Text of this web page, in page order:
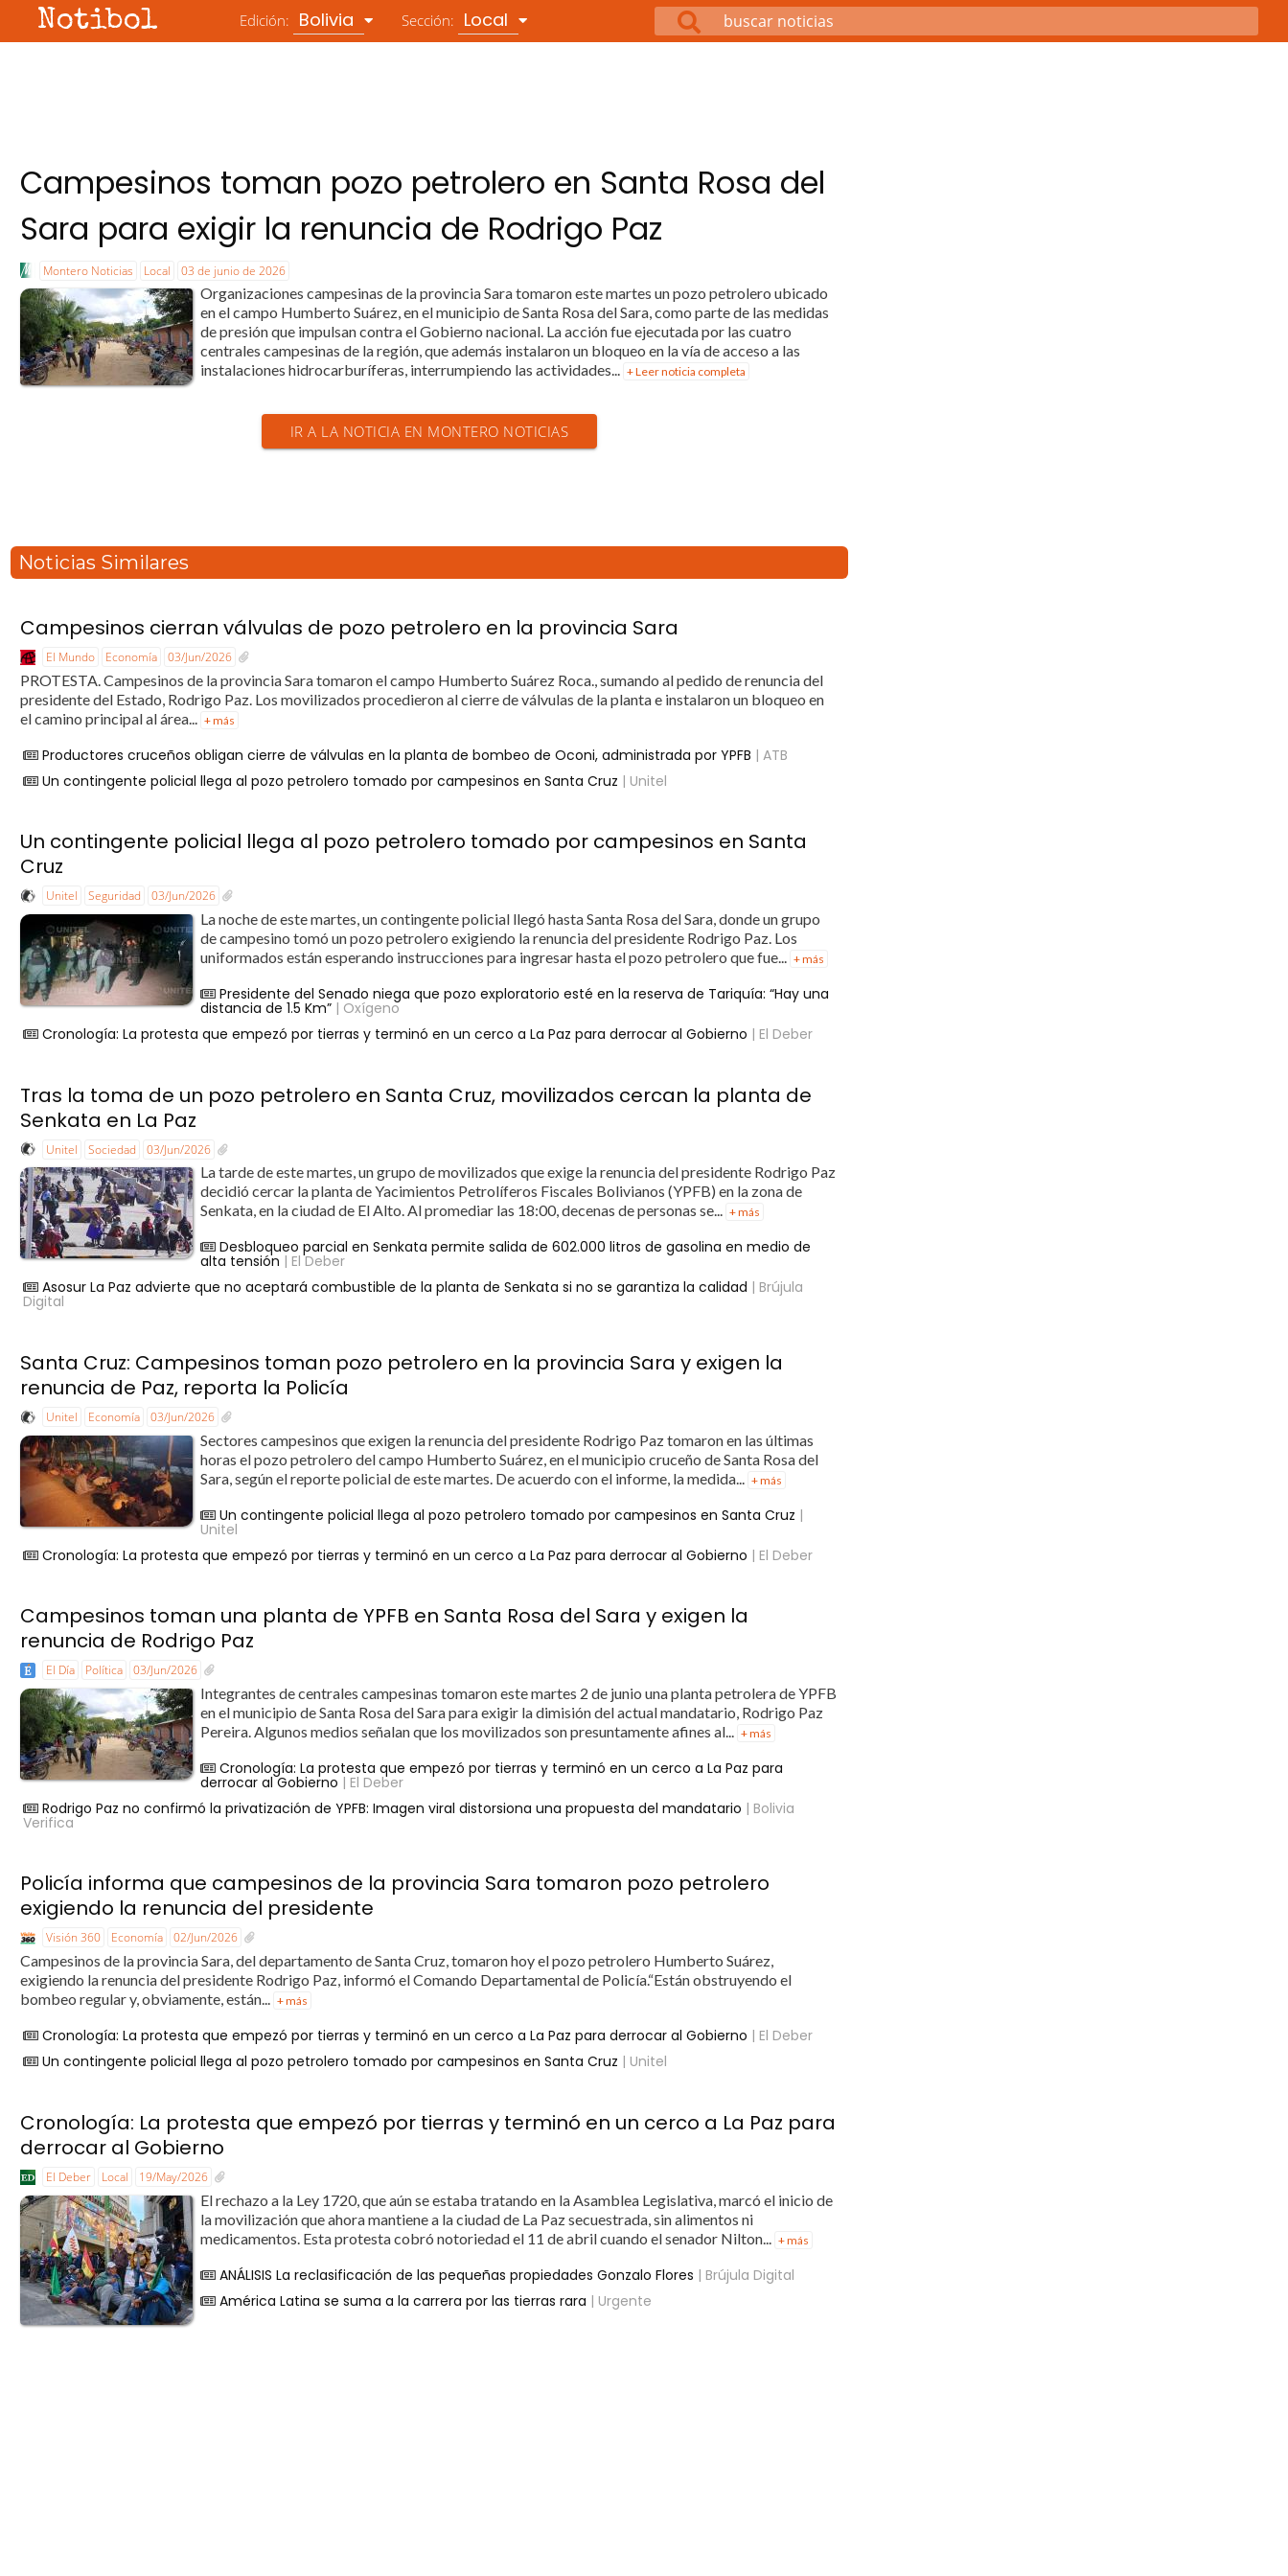
Notibol Edición: Bolivia Sección: Local
Campesinos toman pozo petrolero en Santa Rosa del
Sara para exigir la renuncia de Rodrigo Paz
Montero Noticias Local 03 de junio de 2026
Organizaciones campesinas de la provincia Sara tomaron este martes un pozo petrolero ubicado
en el campo Humberto Suárez, en el municipio de Santa Rosa del Sara, como parte de las medidas
de presión que impulsan contra el Gobierno nacional. La acción fue ejecutada por las cuatro
centrales campesinas de la región, que además instalaron un bloqueo en la vía de acceso a las
instalaciones hidrocarburíferas, interrumpiendo las actividades... + Leer noticia completa
IR A LA NOTICIA EN MONTERO NOTICIAS
Noticias Similares
Campesinos cierran válvulas de pozo petrolero en la provincia Sara
El Mundo Economía 03/Jun/2026
PROTESTA. Campesinos de la provincia Sara tomaron el campo Humberto Suárez Roca., sumando al pedido de renuncia del
presidente del Estado, Rodrigo Paz. Los movilizados procedieron al cierre de válvulas de la planta e instalaron un bloqueo en
el camino principal al área...
+ más
Productores cruceños obligan cierre de válvulas en la planta de bombeo de Oconi, administrada por YPFB | ATB
Un contingente policial llega al pozo petrolero tomado por campesinos en Santa Cruz | Unitel
Un contingente policial llega al pozo petrolero tomado por campesinos en Santa
Cruz
Unitel Seguridad 03/Jun/2026
La noche de este martes, un contingente policial llegó hasta Santa Rosa del Sara, donde un grupo
de campesino tomó un pozo petrolero exigiendo la renuncia del presidente Rodrigo Paz. Los
uniformados están esperando instrucciones para ingresar hasta el pozo petrolero que fue... + más
Presidente del Senado niega que pozo exploratorio esté en la reserva de Tariquía: “Hay una
distancia de 1.5 Km” | Oxígeno
Cronología: La protesta que empezó por tierras y terminó en un cerco a La Paz para derrocar al Gobierno | El Deber
Tras la toma de un pozo petrolero en Santa Cruz, movilizados cercan la planta de
Senkata en La Paz
Unitel Sociedad 03/Jun/2026
La tarde de este martes, un grupo de movilizados que exige la renuncia del presidente Rodrigo Paz
decidió cercar la planta de Yacimientos Petrolíferos Fiscales Bolivianos (YPFB) en la zona de
Senkata, en la ciudad de El Alto. Al promediar las 18:00, decenas de personas se... + más
Desbloqueo parcial en Senkata permite salida de 602.000 litros de gasolina en medio de
alta tensión | El Deber
Asosur La Paz advierte que no aceptará combustible de la planta de Senkata si no se garantiza la calidad | Brújula
Digital
Santa Cruz: Campesinos toman pozo petrolero en la provincia Sara y exigen la
renuncia de Paz, reporta la Policía
Unitel Economía 03/Jun/2026
Sectores campesinos que exigen la renuncia del presidente Rodrigo Paz tomaron en las últimas
horas el pozo petrolero del campo Humberto Suárez, en el municipio cruceño de Santa Rosa del
Sara, según el reporte policial de este martes. De acuerdo con el informe, la medida...
+ más
Un contingente policial llega al pozo petrolero tomado por campesinos en Santa Cruz |
Unitel
Cronología: La protesta que empezó por tierras y terminó en un cerco a La Paz para derrocar al Gobierno | El Deber
Campesinos toman una planta de YPFB en Santa Rosa del Sara y exigen la
renuncia de Rodrigo Paz
El Día Política 03/Jun/2026
Integrantes de centrales campesinas tomaron este martes 2 de junio una planta petrolera de YPFB
en el municipio de Santa Rosa del Sara para exigir la dimisión del actual mandatario, Rodrigo Paz
Pereira. Algunos medios señalan que los movilizados son presuntamente afines al... + más
Cronología: La protesta que empezó por tierras y terminó en un cerco a La Paz para
derrocar al Gobierno | El Deber
Rodrigo Paz no confirmó la privatización de YPFB: Imagen viral distorsiona una propuesta del mandatario | Bolivia
Verifica
Policía informa que campesinos de la provincia Sara tomaron pozo petrolero
exigiendo la renuncia del presidente
Visión 360 Economía 02/Jun/2026
Campesinos de la provincia Sara, del departamento de Santa Cruz, tomaron hoy el pozo petrolero Humberto Suárez,
exigiendo la renuncia del presidente Rodrigo Paz, informó el Comando Departamental de Policía.“Están obstruyendo el
bombeo regular y, obviamente, están... + más
Cronología: La protesta que empezó por tierras y terminó en un cerco a La Paz para derrocar al Gobierno | El Deber
Un contingente policial llega al pozo petrolero tomado por campesinos en Santa Cruz | Unitel
Cronología: La protesta que empezó por tierras y terminó en un cerco a La Paz para
derrocar al Gobierno
El Deber Local 19/May/2026
El rechazo a la Ley 1720, que aún se estaba tratando en la Asamblea Legislativa, marcó el inicio de
la movilización que ahora mantiene a la ciudad de La Paz secuestrada, sin alimentos ni
medicamentos. Esta protesta cobró notoriedad el 11 de abril cuando el senador Nilton...
+ más
ANÁLISIS La reclasificación de las pequeñas propiedades Gonzalo Flores | Brújula Digital
América Latina se suma a la carrera por las tierras rara | Urgente